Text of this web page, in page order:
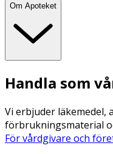
Om Apoteket
Handla som
Vi erbjuder läkemedel,
förbrukningsmaterial
För vårdgivare och